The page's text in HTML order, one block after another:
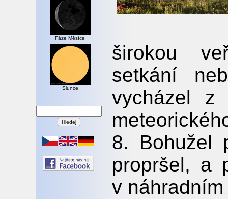
Fáze Měsíce
Slunce
širokou
setkání
vycházel z
8. Bohužel
propršel, a
v